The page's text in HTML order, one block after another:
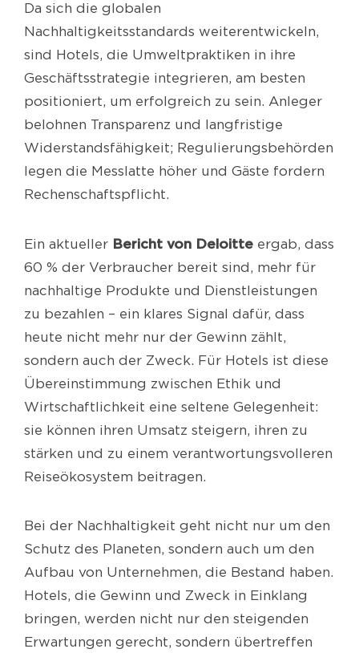
Da sich die globalen
Nachhaltigkeitsstandards weiterentwickeln,
sind Hotels, die Umweltpraktiken in ihre
Geschäftsstrategie integrieren, am besten
positioniert, um erfolgreich zu sein. Anleger
belohnen Transparenz und langfristige
Widerstandsfähigkeit; Regulierungsbehörden
legen die Messlatte höher und Gäste fordern
Rechenschaftspflicht.
Ein aktueller Bericht von Deloitte ergab, dass
60 % der Verbraucher bereit sind, mehr für
nachhaltige Produkte und Dienstleistungen
zu bezahlen – ein klares Signal dafür, dass
heute nicht mehr nur der Gewinn zählt,
sondern auch der Zweck. Für Hotels ist diese
Übereinstimmung zwischen Ethik und
Wirtschaftlichkeit eine seltene Gelegenheit:
sie können ihren Umsatz steigern, ihren zu
stärken und zu einem verantwortungsvolleren
Reiseökosystem beitragen.
Bei der Nachhaltigkeit geht nicht nur um den
Schutz des Planeten, sondern auch um den
Aufbau von Unternehmen, die Bestand haben.
Hotels, die Gewinn und Zweck in Einklang
bringen, werden nicht nur den steigenden
Erwartungen gerecht, sondern übertreffen